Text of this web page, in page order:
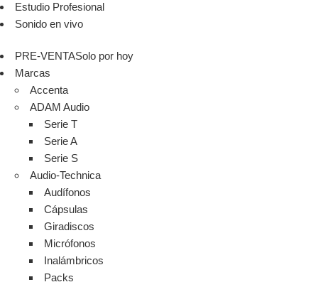
Estudio Profesional
Sonido en vivo
PRE-VENTASolo por hoy
Marcas
Accenta
ADAM Audio
Serie T
Serie A
Serie S
Audio-Technica
Audífonos
Cápsulas
Giradiscos
Micrófonos
Inalámbricos
Packs